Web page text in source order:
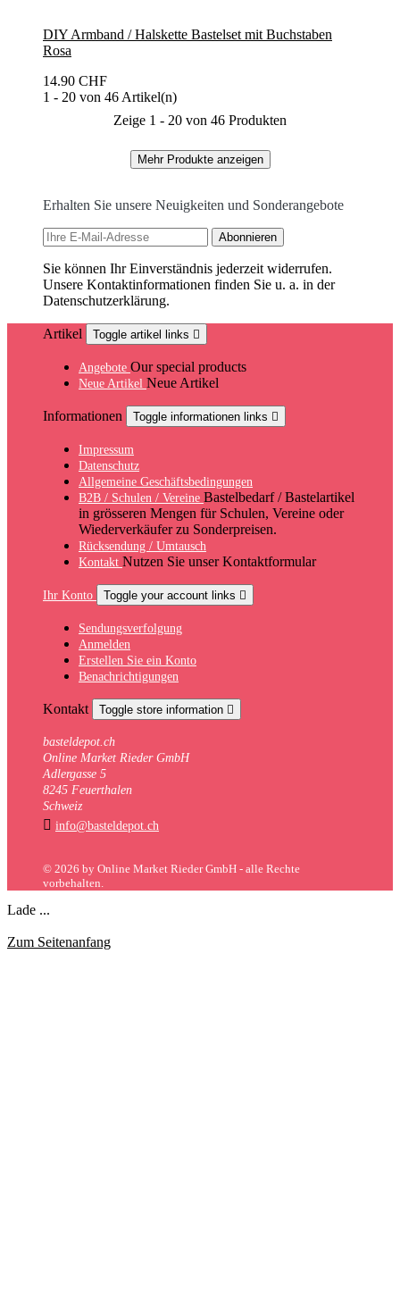
DIY Armband / Halskette Bastelset mit Buchstaben
Rosa
14.90 CHF
1 - 20 von 46 Artikel(n)
Zeige 1 - 20 von 46 Produkten
Mehr Produkte anzeigen
Erhalten Sie unsere Neuigkeiten und Sonderangebote
Sie können Ihr Einverständnis jederzeit widerrufen.
Unsere Kontaktinformationen finden Sie u. a. in der
Datenschutzerklärung.
Artikel Toggle artikel links 
Angebote Our special products
Neue Artikel Neue Artikel
Informationen Toggle informationen links 
Impressum
Datenschutz
Allgemeine Geschäftsbedingungen
B2B / Schulen / Vereine Bastelbedarf / Bastelartikel
in grösseren Mengen für Schulen, Vereine oder
Wiederverkäufer zu Sonderpreisen.
Rücksendung / Umtausch
Kontakt Nutzen Sie unser Kontaktformular
Ihr Konto Toggle your account links 
Sendungsverfolgung
Anmelden
Erstellen Sie ein Konto
Benachrichtigungen
Kontakt Toggle store information 
basteldepot.ch
Online Market Rieder GmbH
Adlergasse 5
8245 Feuerthalen
Schweiz
 info@basteldepot.ch
© 2026 by Online Market Rieder GmbH - alle Rechte
vorbehalten.
Lade ...
Zum Seitenanfang